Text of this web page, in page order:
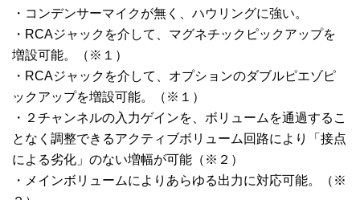
・コンデンサーマイクが無く、ハウリングに強い。
・RCAジャックを介して、マグネチックピックアップを
増設可能。（※１）
・RCAジャックを介して、オプションのダブルピエゾピ
ックアップを増設可能。（※１）
・２チャンネルの入力ゲインを、ボリュームを通過するこ
となく調整できるアクティブボリューム回路により「接点
による劣化」のない増幅が可能（※２）
・メインボリュームによりあらゆる出力に対応可能。（※